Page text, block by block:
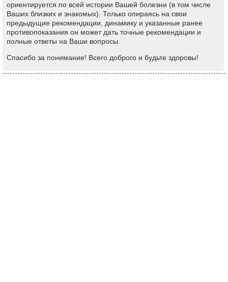
ориентируется по всей истории Вашей болезни (в том числе
Ваших близких и знакомых). Только опираясь на свои
предыдущие рекомендации, динамику и указанные ранее
противопоказания он может дать точные рекомендации и
полные ответы на Ваши вопросы.
Спасибо за понимание! Всего доброго и будьте здоровы!